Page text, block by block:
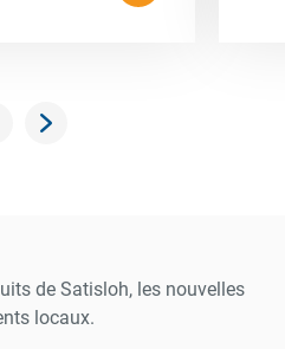
de Satisloh, les nouvelles
locaux.